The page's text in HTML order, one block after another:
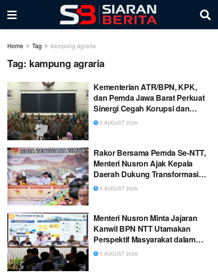
Home Tag kampung agraria
Tag: kampung agraria
Kementerian ATR/BPN, KPK,
dan Pemda Jawa Barat Perkuat
Sinergi Cegah Korupsi dan
Dorong Ekonomi Daerah
5 AUGUST 2026
Rakor Bersama Pemda Se-NTT,
Menteri Nusron Ajak Kepala
Daerah Dukung Transformasi
Layanan Pertanahan
5 AUGUST 2026
Menteri Nusron Minta Jajaran
Kanwil BPN NTT Utamakan
Perspektif Masyarakat dalam
Pelayanan Pertanahan
5 AUGUST 2026